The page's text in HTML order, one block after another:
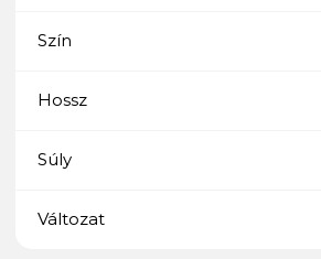
Szín
Hossz
Súly
Változat